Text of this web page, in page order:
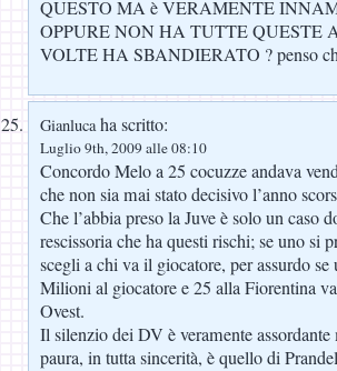
QUESTO MA è VERAMENTE
OPPURE NON HA TUTTE QUESTE
VOLTE HA SBANDIERATO ? penso
Gianlucaha scritto:
Luglio 9th, 2009 alle 08:10
Concordo Melo a 25 cocuzze andava
che non sia mai stato decisivo l’anno
Che l’abbia preso la Juve è solo un caso
rescissoria che ha questi rischi; se uno si
scegli a chi va il giocatore, per assurdo
Milioni al giocatore e 25 alla Fiorentina
Ovest.
Il silenzio dei DV è veramente
paura, in tutta sincerità, è quello di